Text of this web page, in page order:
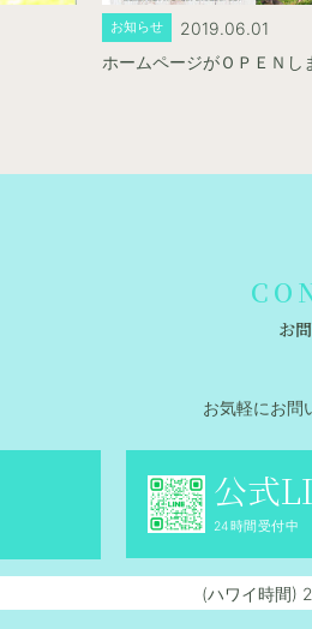
お知らせ
2019.06.01
ホームページがＯＰＥＮし
お
お気軽にお問
公式
24時間受付中
(ハワイ時間)